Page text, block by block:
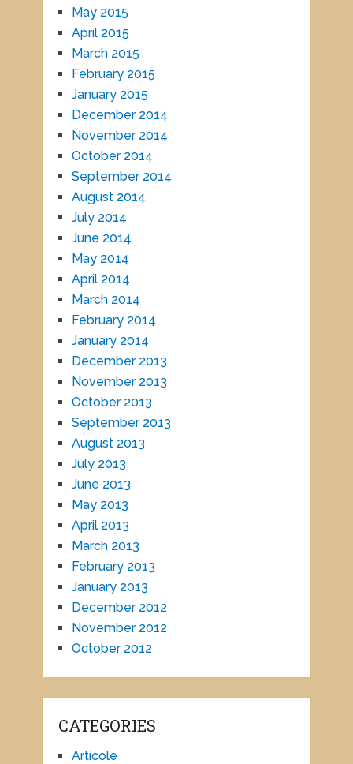
May 2015
April 2015
March 2015
February 2015
January 2015
December 2014
November 2014
October 2014
September 2014
August 2014
July 2014
June 2014
May 2014
April 2014
March 2014
February 2014
January 2014
December 2013
November 2013
October 2013
September 2013
August 2013
July 2013
June 2013
May 2013
April 2013
March 2013
February 2013
January 2013
December 2012
November 2012
October 2012
CATEGORIES
Articole